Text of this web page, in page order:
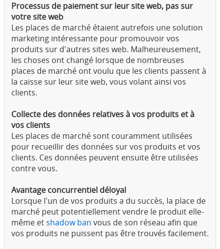
Processus de paiement sur leur site web, pas sur
votre site web
Les places de marché étaient autrefois une solution
marketing intéressante pour promouvoir vos
produits sur d'autres sites web. Malheureusement,
les choses ont changé lorsque de nombreuses
places de marché ont voulu que les clients passent à
la caisse sur leur site web, vous volant ainsi vos
clients.
Collecte des données relatives à vos produits et à
vos clients
Les places de marché sont couramment utilisées
pour recueillir des données sur vos produits et vos
clients. Ces données peuvent ensuite être utilisées
contre vous.
Avantage concurrentiel déloyal
Lorsque l'un de vos produits a du succès, la place de
marché peut potentiellement vendre le produit elle-
même etshadow ban vous de son réseau afin que
vos produits ne puissent pas être trouvés facilement.